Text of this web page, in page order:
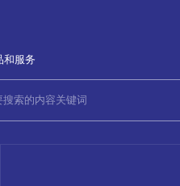
和服务